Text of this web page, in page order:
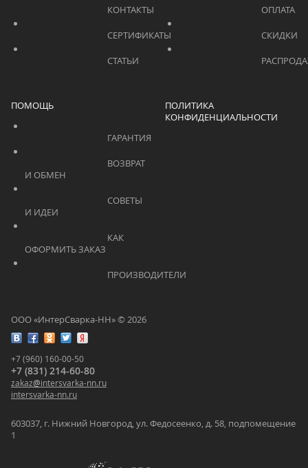
ООО «ИнтерСварка-НН» © 2026
+7 (960) 160-00-50
+7 (831) 214-60-80
zakaz@intersvarka-nn.ru
intersvarka-nn.ru
603037, г. Нижний Новгород, ул. Федосеенко, д. 58, подпомещение
1
ПОМОЩЬ
ПОЛИТИКА
КОНФИДЕНЦИАЛЬНОСТИ